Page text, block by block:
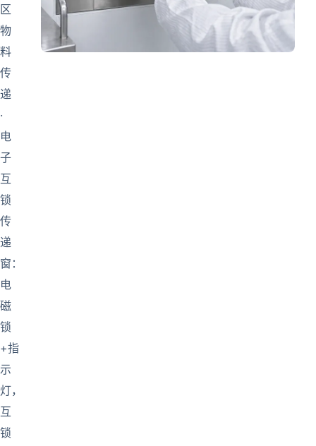
区
物
料
传
递
·
电
子
互
锁
传
递
窗：
电
磁
锁
+指
示
灯，
互
锁